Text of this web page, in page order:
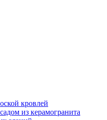
кровлей
из керамогранита